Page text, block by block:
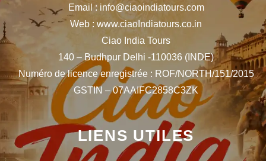
Email : info@ciaoindiatours.com
Web : www.ciaoIndiatours.co.in
Ciao India Tours
140 – Budhpur Delhi -110036 (INDE)
Numéro de licence enregistrée : ROF/NORTH/151/2015
GSTIN – 07AAIFC2858C3ZK
LIENS UTILES